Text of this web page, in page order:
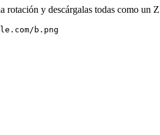
rotación y descárgalas todas como un
b.png